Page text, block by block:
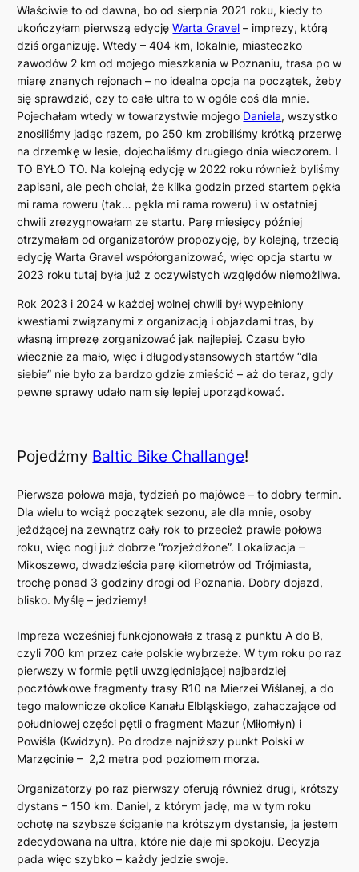
Właściwie to od dawna, bo od sierpnia 2021 roku, kiedy to
ukończyłam pierwszą edycjęWarta Gravel – imprezy, którą
dziś organizuję. Wtedy – 404 km, lokalnie, miasteczko
zawodów 2 km od mojego mieszkania w Poznaniu, trasa po w
miarę znanych rejonach – no idealna opcja na początek, żeby
się sprawdzić, czy to całe ultra to w ogóle coś dla mnie.
Pojechałam wtedy w towarzystwie mojego Daniela, wszystko
znosiliśmy jadąc razem, po 250 km zrobiliśmy krótką przerwę
na drzemkę w lesie, dojechaliśmy drugiego dnia wieczorem. I
TO BYŁO TO. Na kolejną edycję w 2022 roku również byliśmy
zapisani, ale pech chciał, że kilka godzin przed startem pękła
mi rama roweru (tak… pękła mi rama roweru) i w ostatniej
chwili zrezygnowałam ze startu. Parę miesięcy później
otrzymałam od organizatorów propozycję, by kolejną, trzecią
edycję Warta Gravel współorganizować, więc opcja startu w
2023 roku tutaj była już z oczywistych względów niemożliwa.
Rok 2023 i 2024 w każdej wolnej chwili był wypełniony
kwestiami związanymi z organizacją i objazdami tras, by
własną imprezę zorganizować jak najlepiej. Czasu było
wiecznie za mało, więc i długodystansowych startów “dla
siebie” nie było za bardzo gdzie zmieścić – aż do teraz, gdy
pewne sprawy udało nam się lepiej uporządkować.
Pojedźmy Baltic Bike Challange!
Pierwsza połowa maja, tydzień po majówce – to dobry termin.
Dla wielu to wciąż początek sezonu, ale dla mnie, osoby
jeżdżącej na zewnątrz cały rok to przecież prawie połowa
roku, więc nogi już dobrze “rozjeżdżone”. Lokalizacja –
Mikoszewo, dwadzieścia parę kilometrów od Trójmiasta,
trochę ponad 3 godziny drogi od Poznania. Dobry dojazd,
blisko. Myślę – jedziemy!
Impreza wcześniej funkcjonowała z trasą z punktu A do B,
czyli 700 km przez całe polskie wybrzeże. W tym roku po raz
pierwszy w formie pętli uwzględniającej najbardziej
pocztówkowe fragmenty trasy R10 na Mierzei Wiślanej, a do
tego malownicze okolice Kanału Elbląskiego, zahaczające od
południowej części pętli o fragment Mazur (Miłomłyn) i
Powiśla (Kwidzyn). Po drodze najniższy punkt Polski w
Marzęcinie – 2,2 metra pod poziomem morza.
Organizatorzy po raz pierwszy oferują również drugi, krótszy
dystans – 150 km. Daniel, z którym jadę, ma w tym roku
ochotę na szybsze ściganie na krótszym dystansie, ja jestem
zdecydowana na ultra, które nie daje mi spokoju. Decyzja
pada więc szybko – każdy jedzie swoje.